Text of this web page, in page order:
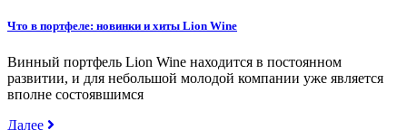
Что в портфеле: новинки и хиты Lion Wine
Винный портфель Lion Wine находится в постоянном
развитии, и для небольшой молодой компании уже является
вполне состоявшимся
Далее